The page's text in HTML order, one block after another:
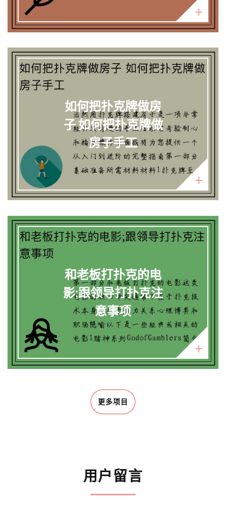
如何把扑克牌做房
子 如何把扑克牌做
房子手工
和老板打扑克的电
影;跟领导打扑克注
意事项
更多项目
用户留言